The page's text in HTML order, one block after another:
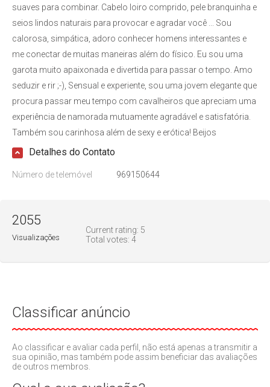
suaves para combinar. Cabelo loiro comprido, pele branquinha e
seios lindos naturais para provocar e agradar você ... Sou
calorosa, simpática, adoro conhecer homens interessantes e
me conectar de muitas maneiras além do físico. Eu sou uma
garota muito apaixonada e divertida para passar o tempo. Amo
seduzir e rir ;-), Sensual e experiente, sou uma jovem elegante que
procura passar meu tempo com cavalheiros que apreciam uma
experiência de namorada mutuamente agradável e satisfatória.
Também sou carinhosa além de sexy e erótica! Beijos
Detalhes do Contato
Número de telemóvel 969150644
Current rating: 5
Total votes: 4
2055
Visualizações
Classificar anúncio
Ao classificar e avaliar cada perfil, não está apenas a transmitir a
sua opinião, mas também pode assim beneficiar das avaliações
de outros membros.